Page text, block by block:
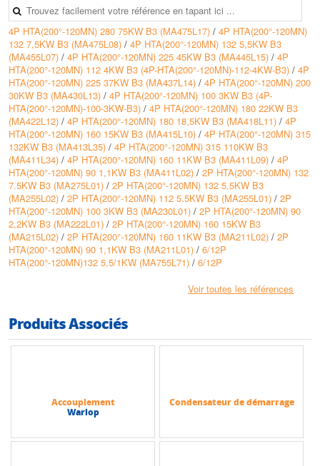
4P HTA(200°-120MN) 280 75KW B3 (MA475L17) / 4P HTA(200°-120MN)
132 7,5KW B3 (MA475L08) / 4P HTA(200°-120MN) 132 5,5KW B3
(MA455L07) / 4P HTA(200°-120MN) 225 45KW B3 (MA445L15) / 4P
HTA(200°-120MN) 112 4KW B3 (4P-HTA(200°-120MN)-112-4KW-B3) / 4P
HTA(200°-120MN) 225 37KW B3 (MA437L14) / 4P HTA(200°-120MN) 200
30KW B3 (MA430L13) / 4P HTA(200°-120MN) 100 3KW B3 (4P-
HTA(200°-120MN)-100-3KW-B3) / 4P HTA(200°-120MN) 180 22KW B3
(MA422L12) / 4P HTA(200°-120MN) 180 18,5KW B3 (MA418L11) / 4P
HTA(200°-120MN) 160 15KW B3 (MA415L10) / 4P HTA(200°-120MN) 315
132KW B3 (MA413L35) / 4P HTA(200°-120MN) 315 110KW B3
(MA411L34) / 4P HTA(200°-120MN) 160 11KW B3 (MA411L09) / 4P
HTA(200°-120MN) 90 1,1KW B3 (MA411L02) / 2P HTA(200°-120MN) 132
7.5KW B3 (MA275L01) / 2P HTA(200°-120MN) 132 5.5KW B3
(MA255L02) / 2P HTA(200°-120MN) 112 5.5KW B3 (MA255L01) / 2P
HTA(200°-120MN) 100 3KW B3 (MA230L01) / 2P HTA(200°-120MN) 90
2,2KW B3 (MA222L01) / 2P HTA(200°-120MN) 160 15KW B3
(MA215L02) / 2P HTA(200°-120MN) 160 11KW B3 (MA211L02) / 2P
HTA(200°-120MN) 90 1,1KW B3 (MA211L01) / 6/12P
HTA(200°-120MN)132 5,5/1KW (MA755L71) / 6/12P
HTA(200°-120MN)132 3/0,55KW (MA730L69)/6/12P
HTA(200°-120MN) 90 1,1/0,18KW (MA711L66)
90 0,75/0,15KW (MA708L65)/4P HTA(200°-120MN) 280 90KW B3
90 1,5KW B3 (MA215L01)
4-8P HTA(200°-120MN) 100 2,2/0,37KW
1500/750 MIN-1 (MA722L52)
1500/750 MIN-1 (MA740L54)/4-8P HTA(200°-120MN) 132 5,5/1,1KW
Voir toutes les références
Produits Associés
Accouplement
Warlop
Condensateur de démarrage